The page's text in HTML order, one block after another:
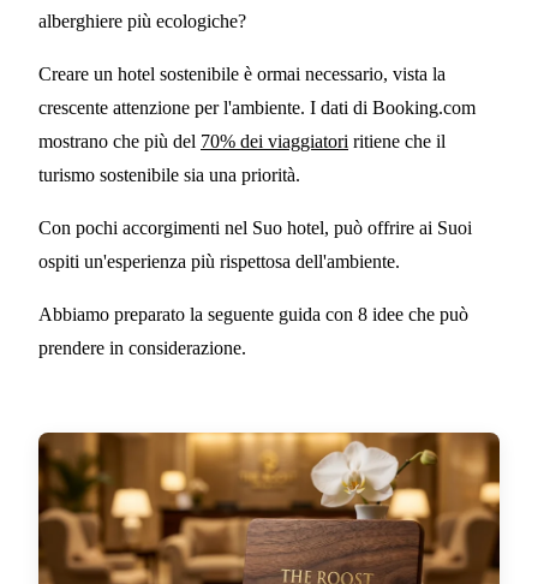
considerare per gli hotel
6 MIN DI LETTURA
alberghiere più ecologiche?
Creare un hotel sostenibile è ormai necessario, vista la
crescente attenzione per l'ambiente. I dati di Booking.com
mostrano che più del 70% dei viaggiatori ritiene che il
turismo sostenibile sia una priorità.
Con pochi accorgimenti nel Suo hotel, può offrire ai Suoi
ospiti un'esperienza più rispettosa dell'ambiente.
Abbiamo preparato la seguente guida con 8 idee che può
prendere in considerazione.